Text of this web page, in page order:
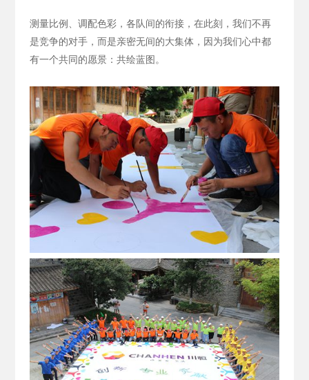
测量比例、调配色彩，各队间的衔接，在此刻，我们不再
是竞争的对手，而是亲密无间的大集体，因为我们心中都
有一个共同的愿景：共绘蓝图。